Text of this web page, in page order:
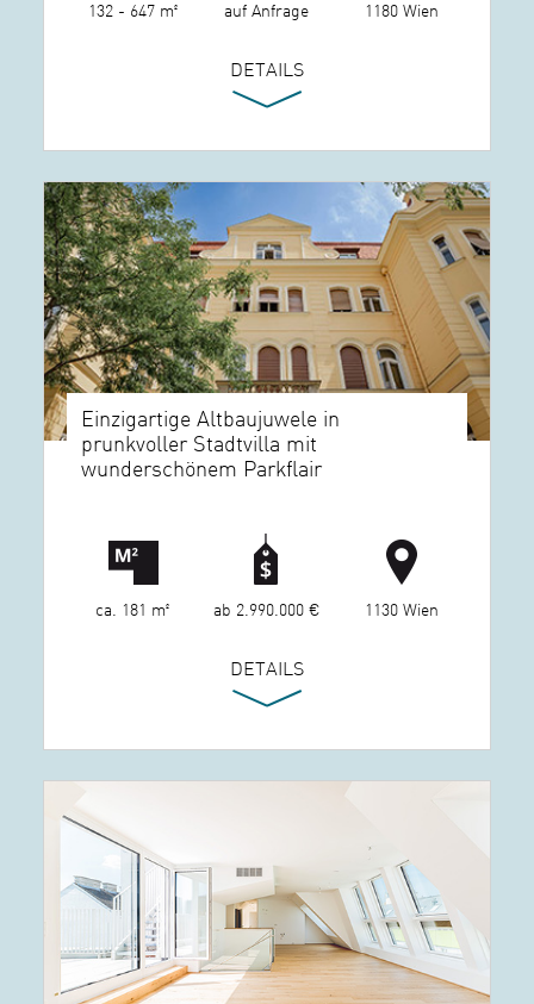
132 - 647 m² auf Anfrage 1180 Wien
DETAILS
Einzigartige Altbaujuwele in
prunkvoller Stadtvilla mit
wunderschönem Parkflair
ca. 181 m² ab 2.990.000 € 1130 Wien
DETAILS